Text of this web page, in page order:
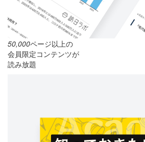
50,000ページ以上の
会員限定コンテンツが
読み放題